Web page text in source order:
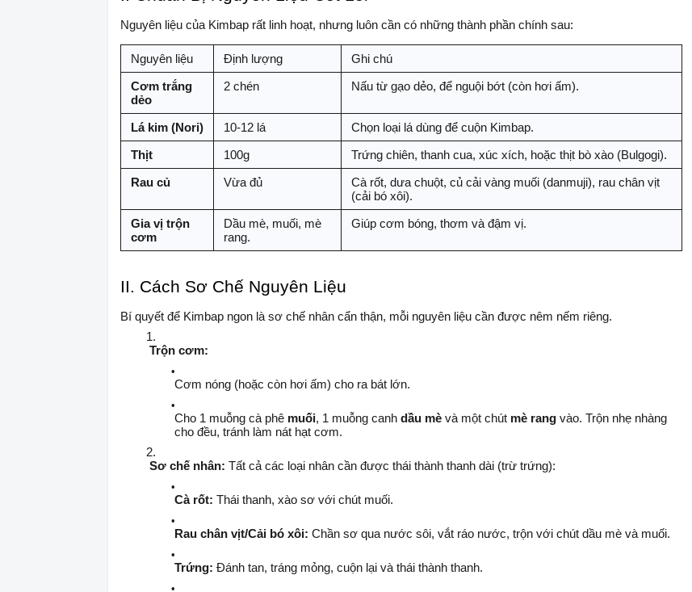
Nguyên liệu của Kimbap rất linh hoạt, nhưng luôn cần có những thành phần chính sau:
Nguyên liệu Định lượng
Ghi chú
Cơm trắng
dẻo
2 chén Nấu từ gạo dẻo, để nguội bớt (còn hơi ấm).
Lá kim (Nori) 10-12 lá
Chọn loại lá dùng để cuộn Kimbap.
Thịt
100g
Trứng chiên, thanh cua, xúc xích, hoặc thịt bò xào (Bulgogi).
Rau củ
Vừa đủ
Cà rốt, dưa chuột, củ cải vàng muối (danmuji), rau chân vịt
(cải bó xôi).
Gia vị trộn
cơm
Dầu mè, muối, mè
rang.
Giúp cơm bóng, thơm và đậm vị.
II. Cách Sơ Chế Nguyên Liệu
Bí quyết để Kimbap ngon là sơ chế nhân cẩn thận, mỗi nguyên liệu cần được nêm nếm riêng.
Trộn cơm:
Cơm nóng (hoặc còn hơi ấm) cho ra bát lớn.
Cho 1 muỗng cà phê muối, 1 muỗng canh dầu mè và một chút mè rang vào. Trộn nhẹ nhàng
cho đều, tránh làm nát hạt cơm.
Sơ chế nhân: Tất cả các loại nhân cần được thái thành thanh dài (trừ trứng):
Cà rốt: Thái thanh, xào sơ với chút muối.
Rau chân vịt/Cải bó xôi: Chần sơ qua nước sôi, vắt ráo nước, trộn với chút dầu mè và muối.
Trứng: Đánh tan, tráng mỏng, cuộn lại và thái thành thanh.